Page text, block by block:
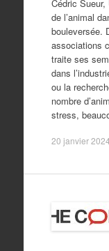
Cédric Sueur,
de l’animal
bouleversée.
associations
traite ses
dans
ou la
nombre
stress,
20 janvier 2024